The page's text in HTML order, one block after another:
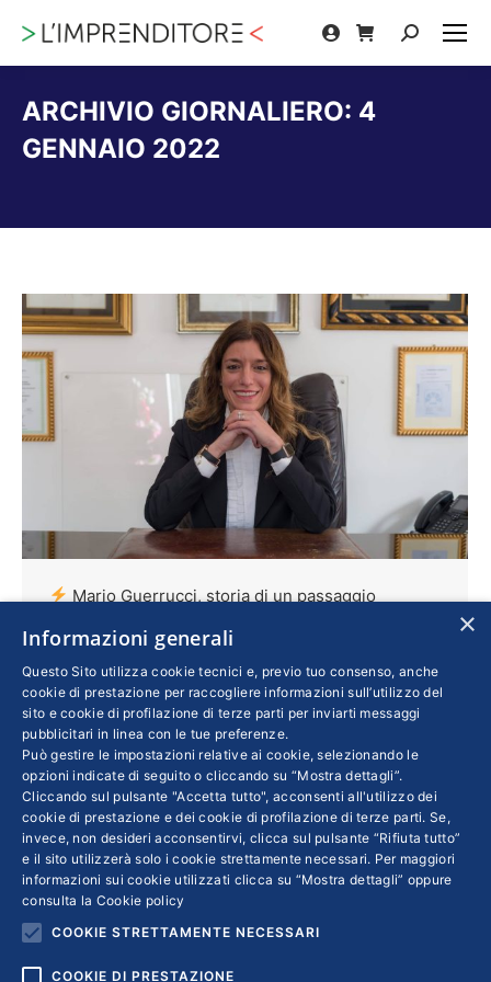
Cerca:
ARCHIVIO GIORNALIERO: 4
GENNAIO 2022
Mario Guerrucci, storia di un passaggio
Imprese Di SILVIA TARTAMELLA
L’azienda di Civitavecchia specializzata nella
fornitura di servizi industriali oggi è guidata da
Francesca Guerrucci, figlia del fondatore. La
diversificazione geografica e settoriale, con
l’ingresso convinto nel campo delle energie
rinnovabili, ha contraddistinto gli ultimi dieci
anni. La formazione continua è un must per
l’imprenditrice, che punta a una transizione
sostenibile anche per territori e persone
×
Informazioni generali
Questo Sito utilizza cookie tecnici e, previo tuo consenso, anche
cookie di prestazione per raccogliere informazioni sull’utilizzo del
sito e cookie di profilazione di terze parti per inviarti messaggi
pubblicitari in linea con le tue preferenze.
Può gestire le impostazioni relative ai cookie, selezionando le
opzioni indicate di seguito o cliccando su “Mostra dettagli”.
Cliccando sul pulsante "Accetta tutto", acconsenti all'utilizzo dei
cookie di prestazione e dei cookie di profilazione di terze parti. Se,
invece, non desideri acconsentirvi, clicca sul pulsante “Rifiuta tutto”
e il sito utilizzerà solo i cookie strettamente necessari. Per maggiori
informazioni sui cookie utilizzati clicca su “Mostra dettagli” oppure
consulta la Cookie policy
COOKIE STRETTAMENTE NECESSARI
COOKIE DI PRESTAZIONE